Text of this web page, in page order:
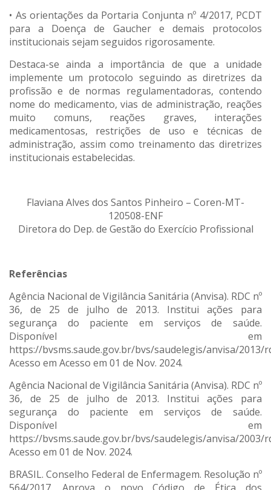
• As orientações da Portaria Conjunta nº 4/2017, PCDT
para a Doença de Gaucher e demais protocolos
institucionais sejam seguidos rigorosamente.
Destaca-se ainda a importância de que a unidade
implemente um protocolo seguindo as diretrizes da
profissão e de normas regulamentadoras, contendo
nome do medicamento, vias de administração, reações
muito comuns, reações graves, interações
medicamentosas, restrições de uso e técnicas de
administração, assim como treinamento das diretrizes
institucionais estabelecidas.
Flaviana Alves dos Santos Pinheiro – Coren-MT-
120508-ENF
Diretora do Dep. de Gestão do Exercício Profissional
Referências
Agência Nacional de Vigilância Sanitária (Anvisa). RDC nº
36, de 25 de julho de 2013. Institui ações para
segurança do paciente em serviços de saúde.
Disponível em
https://bvsms.saude.gov.br/bvs/saudelegis/anvisa/2013/
Acesso em Acesso em 01 de Nov. 2024.
Agência Nacional de Vigilância Sanitária (Anvisa). RDC nº
36, de 25 de julho de 2013. Institui ações para
segurança do paciente em serviços de saúde.
Disponível em
https://bvsms.saude.gov.br/bvs/saudelegis/anvisa/2003/
Acesso em 01 de Nov. 2024.
BRASIL. Conselho Federal de Enfermagem. Resolução nº